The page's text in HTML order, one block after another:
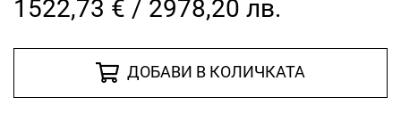
1522,73 € / 2978,20 лв.
ДОБАВИ В КОЛИЧКАТА